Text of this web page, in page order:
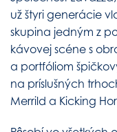
už štyri generácie
skupina jedným z
kávovej scéne s
a portfóliom
na príslušných
Merrild a Kicking